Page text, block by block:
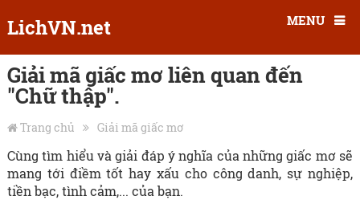
LichVN.net MENU
Giải mã giấc mơ liên quan đến
"Chữ thập".
Trang chủ Giải mã giấc mơ
Cùng tìm hiểu và giải đáp ý nghĩa của những giấc mơ sẽ
mang tới điềm tốt hay xấu cho công danh, sự nghiệp,
tiền bạc, tình cảm,... của bạn.